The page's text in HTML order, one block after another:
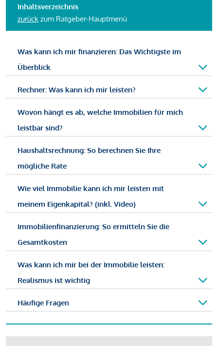
Inhaltsverzeichnis
zurück zum Ratgeber-Hauptmenü
Was kann ich mir finanzieren: Das Wichtigste im
Überblick
Rechner: Was kann ich mir leisten?
Wovon hängt es ab, welche Immobilien für mich
leistbar sind?
Haushaltsrechnung: So berechnen Sie Ihre
mögliche Rate
Wie viel Immobilie kann ich mir leisten mit
meinem Eigenkapital? (inkl. Video)
Immobilienfinanzierung: So ermitteln Sie die
Gesamtkosten
Was kann ich mir bei der Immobilie leisten:
Realismus ist wichtig
Häufige Fragen